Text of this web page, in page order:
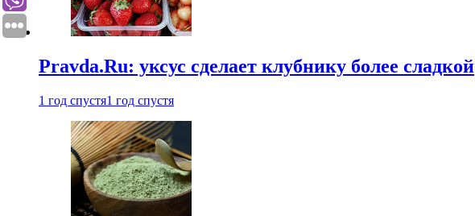
Pravda.Ru: уксус сделает клубнику более сладкой
1 год спустя1 год спустя